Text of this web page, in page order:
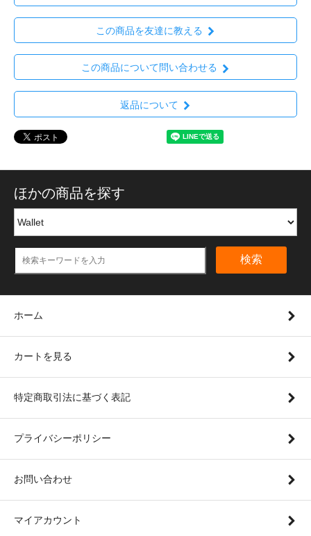
この商品を友達に教える
この商品について問い合わせる
返品について
ほかの商品を探す
検索
ホーム
カートを見る
特定商取引法に基づく表記
プライバシーポリシー
お問い合わせ
マイアカウント